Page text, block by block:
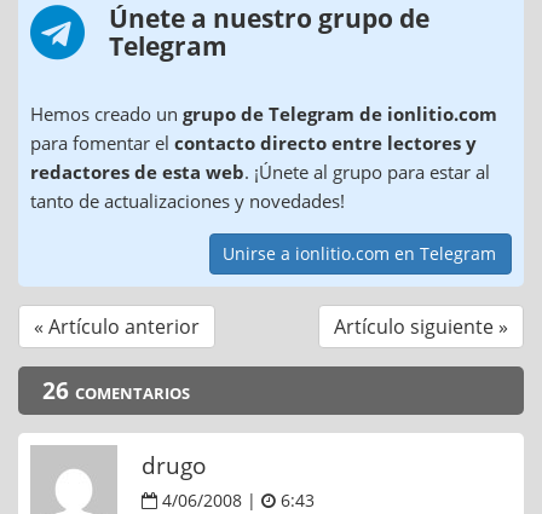
Únete a nuestro grupo de
Telegram
Hemos creado un grupo de Telegram de ionlitio.com
para fomentar el contacto directo entre lectores y
redactores de esta web. ¡Únete al grupo para estar al
tanto de actualizaciones y novedades!
Unirse a ionlitio.com en Telegram
« Artículo anterior Artículo siguiente »
26 comentarios
drugo
4/06/2008 | 6:43